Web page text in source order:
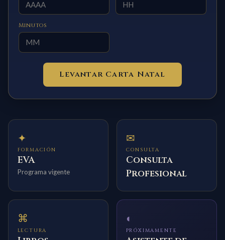
Minutos
Levantar Carta Natal
✦
FORMACIÓN
EVA
Programa vigente
✉
CONSULTA
Consulta
Profesional
⌘
LECTURA
◐
PRÓXIMAMENTE